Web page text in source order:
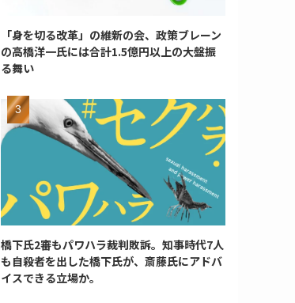
「身を切る改革」の維新の会、政策ブレーン
の高橋洋一氏には合計1.5億円以上の大盤振
る舞い
橋下氏2審もパワハラ裁判敗訴。知事時代7人
も自殺者を出した橋下氏が、斎藤氏にアドバ
イスできる立場か。